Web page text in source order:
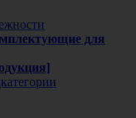
для